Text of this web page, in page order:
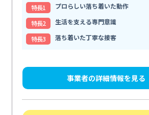
特⻑1
プロらしい落ち着いた動作
特⻑2
生活を支える専門意識
特⻑3
落ち着いた丁寧な接客
事業者の詳細情報を見る